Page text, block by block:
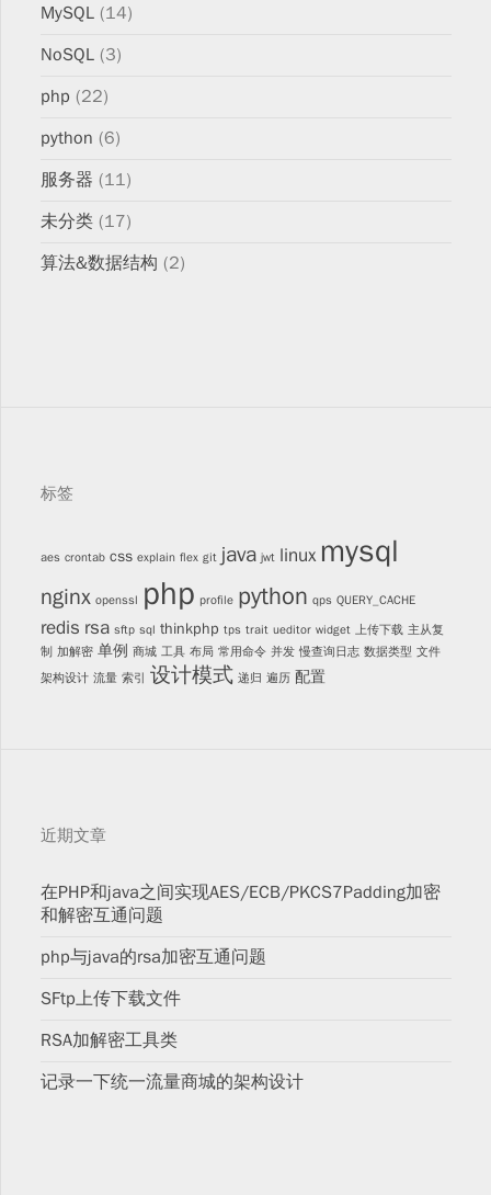
MySQL (14)
NoSQL (3)
php (22)
python (6)
服务器 (11)
未分类 (17)
算法&数据结构 (2)
标签
aes crontab css explain flex git java jwt linux mysql
nginx openssl php profile python qps QUERY_CACHE
redis rsa sftp sql thinkphp tps trait ueditor widget 上传下载 主从复
制 加解密 单例 商城 工具 布局 常用命令 并发 慢查询日志 数据类型 文件
架构设计 流量 索引 设计模式 递归 遍历 配置
近期文章
在PHP和java之间实现AES/ECB/PKCS7Padding加密
和解密互通问题
php与java的rsa加密互通问题
SFtp上传下载文件
RSA加解密工具类
记录一下统一流量商城的架构设计